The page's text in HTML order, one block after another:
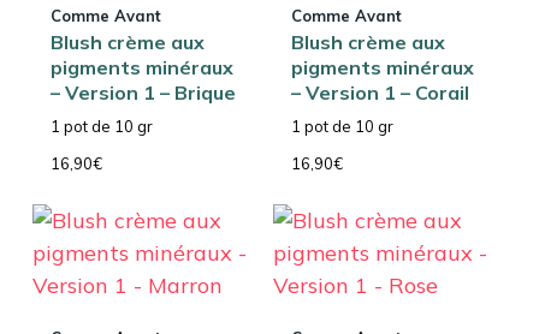
Comme Avant
Blush crème aux
pigments minéraux
– Version 1 – Brique
1 pot de 10 gr
16,90€
Comme Avant
Blush crème aux
pigments minéraux
– Version 1 – Corail
1 pot de 10 gr
16,90€